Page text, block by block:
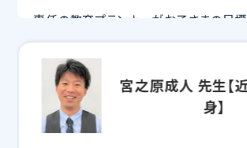
専任の教育プランナーがお子さまの目
完全マンツーマン
寧に教えてくれるから、効率良く成績ア
さらに、授業日以外も利用できる「自習ス
要科目の対策ができる
宮之原成人 先生【
身】